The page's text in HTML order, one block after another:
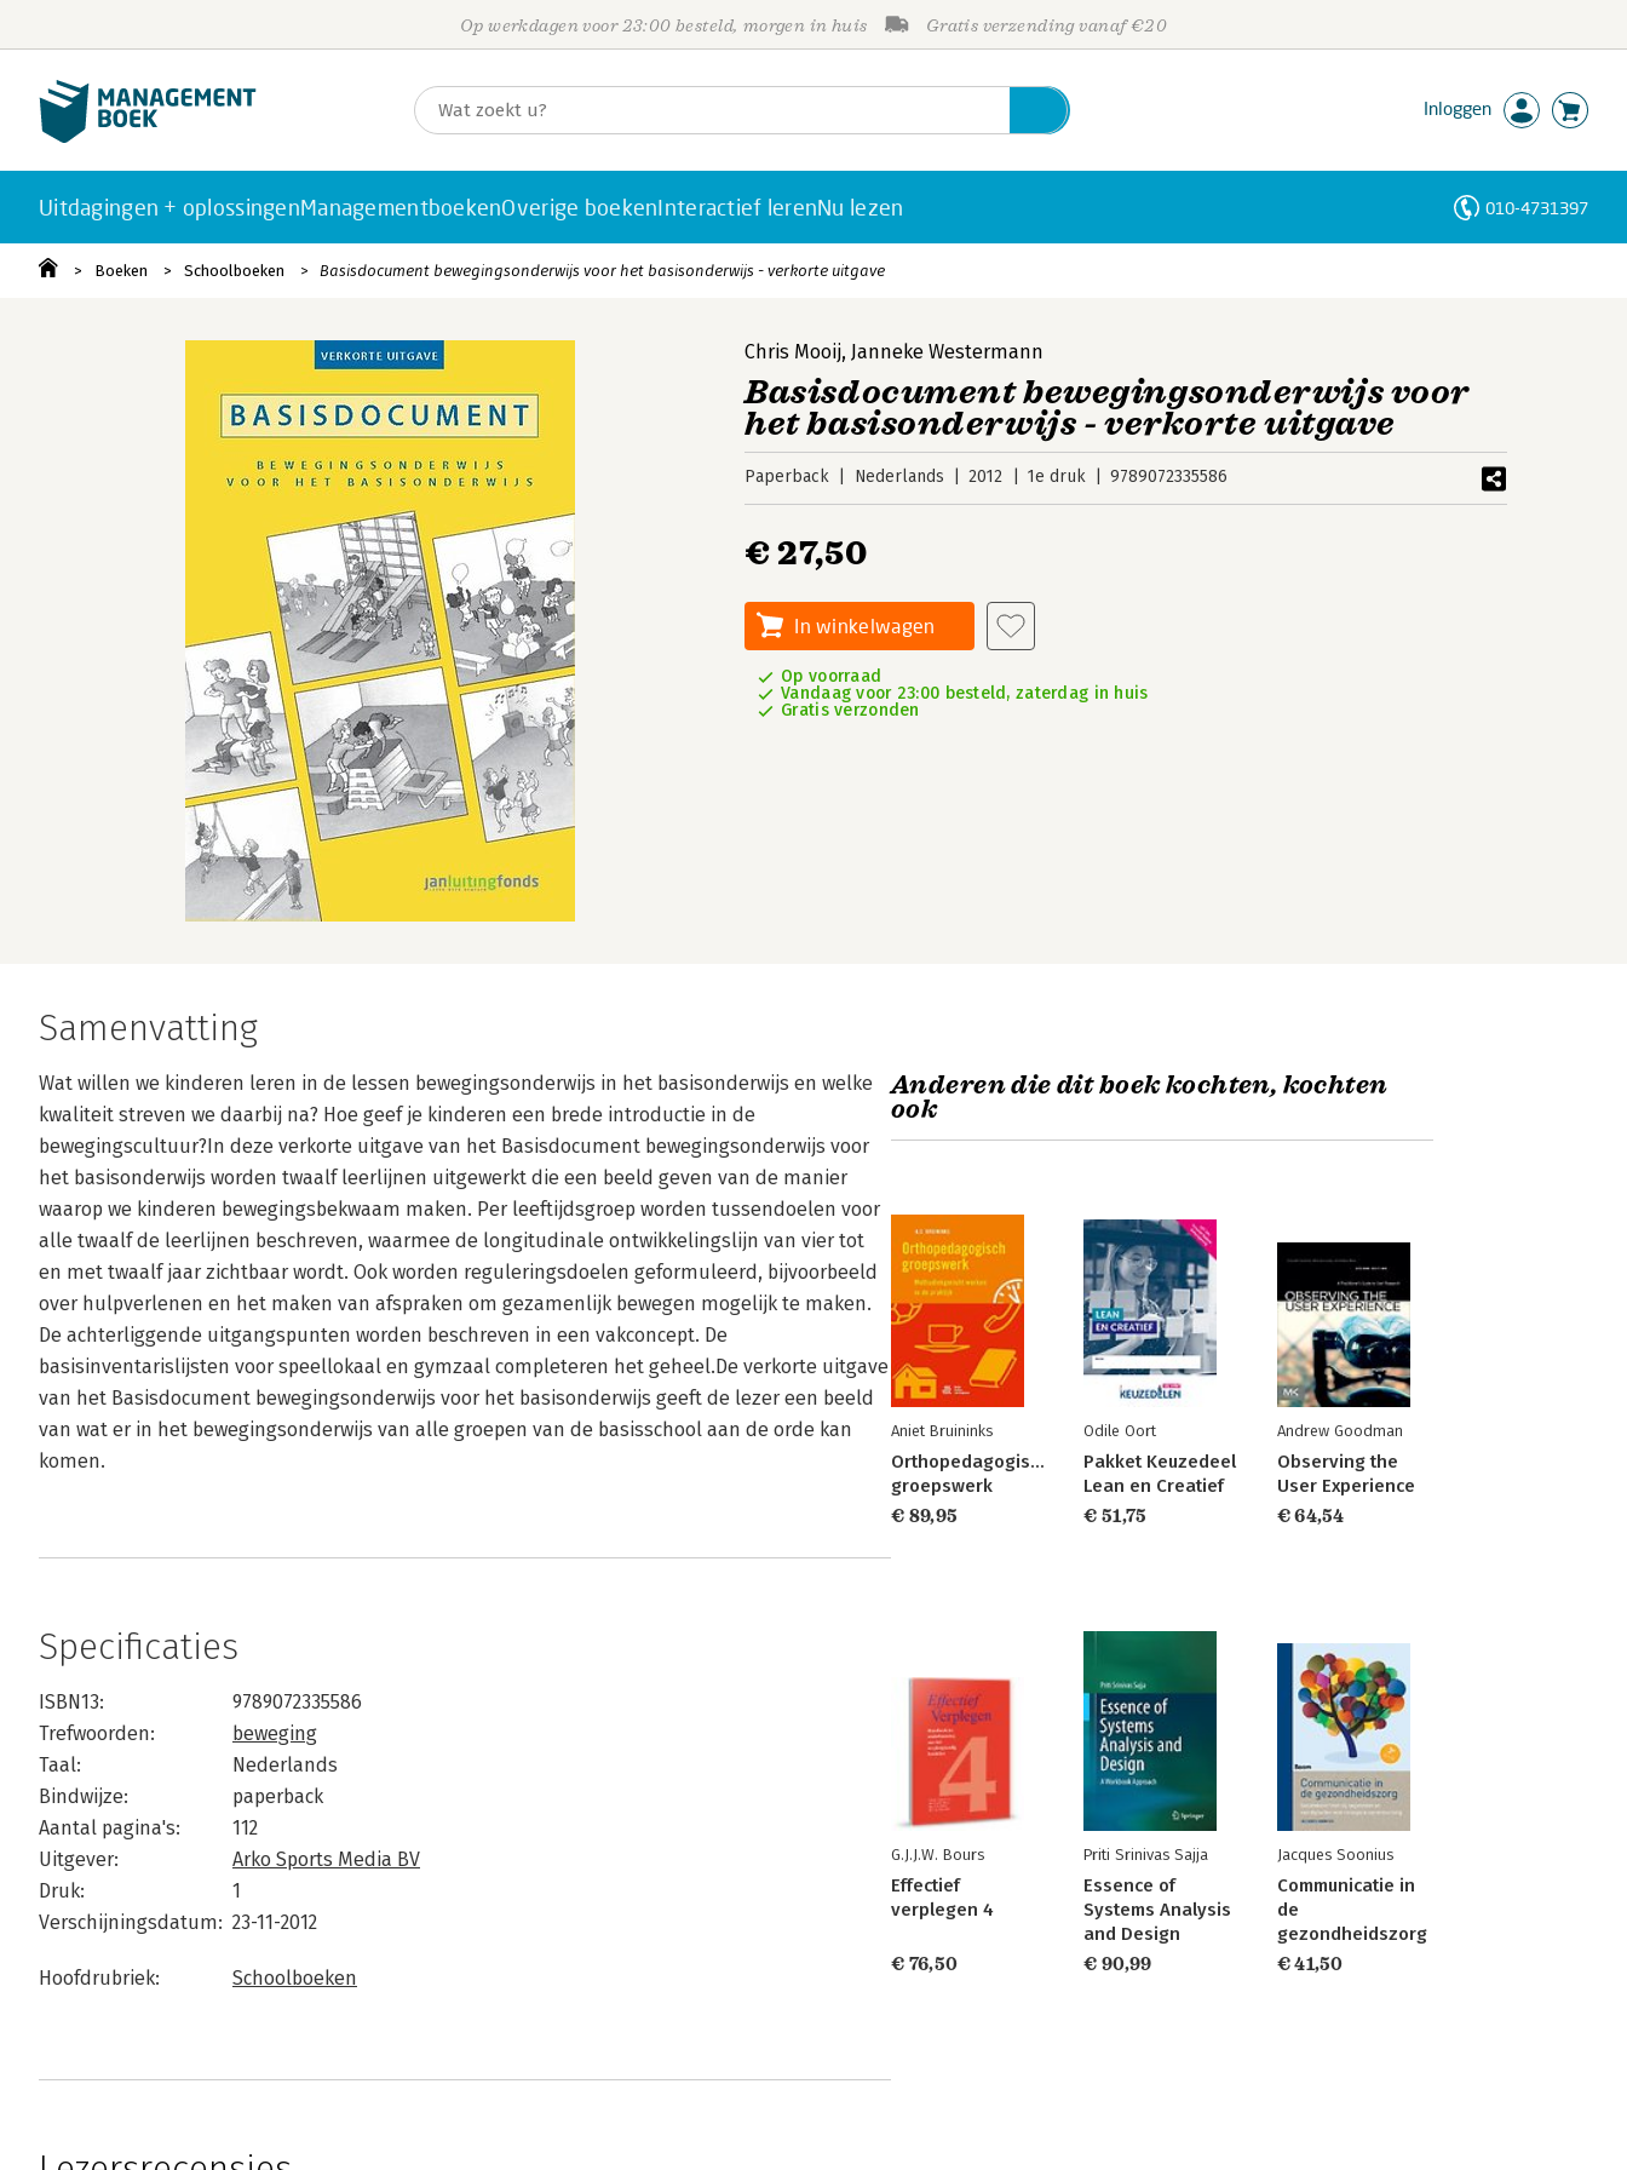
Op werkdagen voor 23:00 besteld, morgen in huis Gratis verzending vanaf €20
Inloggen
Uitdagingen + oplossingenManagementboekenOverige boekenInteractief lerenNu lezen 010-4731397
Boeken Schoolboeken Basisdocument bewegingsonderwijs voor het basisonderwijs - verkorte uitgave
Chris Mooij, Janneke Westermann
Basisdocument bewegingsonderwijs voor
het basisonderwijs - verkorte uitgave
Paperback Nederlands 2012 1e druk 9789072335586
€ 27,50
In winkelwagen
Op voorraad
Vandaag voor 23:00 besteld, zaterdag in huis
Gratis verzonden
Samenvatting
Wat willen we kinderen leren in de lessen bewegingsonderwijs in het basisonderwijs en welke
kwaliteit streven we daarbij na? Hoe geef je kinderen een brede introductie in de
bewegingscultuur?In deze verkorte uitgave van het Basisdocument bewegingsonderwijs voor
het basisonderwijs worden twaalf leerlijnen uitgewerkt die een beeld geven van de manier
waarop we kinderen bewegingsbekwaam maken. Per leeftijdsgroep worden tussendoelen voor
alle twaalf de leerlijnen beschreven, waarmee de longitudinale ontwikkelingslijn van vier tot
en met twaalf jaar zichtbaar wordt. Ook worden reguleringsdoelen geformuleerd, bijvoorbeeld
over hulpverlenen en het maken van afspraken om gezamenlijk bewegen mogelijk te maken.
De achterliggende uitgangspunten worden beschreven in een vakconcept. De
basisinventarislijsten voor speellokaal en gymzaal completeren het geheel.De verkorte uitgave
van het Basisdocument bewegingsonderwijs voor het basisonderwijs geeft de lezer een beeld
van wat er in het bewegingsonderwijs van alle groepen van de basisschool aan de orde kan
komen.
Specificaties
ISBN13:
9789072335586
Trefwoorden:
beweging
Taal:
Nederlands
Bindwijze:
paperback
Aantal pagina's:
112
Uitgever:
Arko Sports Media BV
Druk:
1
Verschijningsdatum: 23-11-2012
Hoofdrubriek: Schoolboeken
Anderen die dit boek kochten, kochten
ook
Aniet Bruininks
Orthopedagogisch
groepswerk
€ 89,95
Odile Oort
Pakket Keuzedeel
Lean en Creatief
€ 51,75
Andrew Goodman
Observing the
User Experience
€ 64,54
G.J.J.W. Bours
Effectief
verplegen 4
€ 76,50
Priti Srinivas Sajja
Essence of
Systems Analysis
and Design
€ 90,99
Jacques Soonius
Communicatie in
de
gezondheidszorg
€ 41,50
Personen